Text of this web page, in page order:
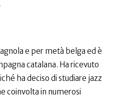
e per metà belga ed è
catalana. Ha ricevuto
ha deciso di studiare jazz
coinvolta in numerosi